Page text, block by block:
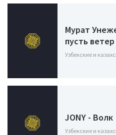
Мурат
пусть
Узбекские и
JONY - Волк
Узбекские и